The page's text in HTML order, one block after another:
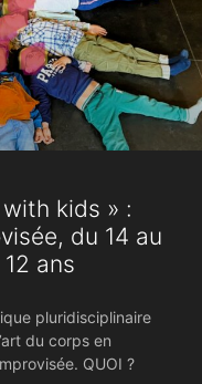
kids » :
du 14 au
ans
pluridisciplinaire
du corps en
QUOI ?